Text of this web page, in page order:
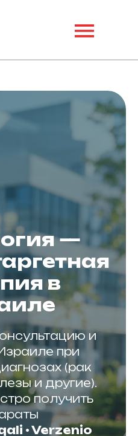
—
в
и
при
(рак
и другие).
получить
• Verzenio